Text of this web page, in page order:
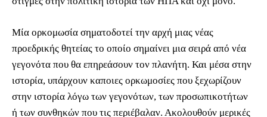
Μία ορκομωσία σηματοδοτεί την αρχή μιας νέας
προεδρικής θητείας το οποίο σημαίνει μια σειρά από νέα
γεγονότα που θα επηρεάσουν τον πλανήτη. Και μέσα στην
ιστορία, υπάρχουν καποιες ορκωμοσίες που ξεχωρίζουν
στην ιστορία λόγω των γεγονότων, των προσωπικοτήτων
ή των συνθηκών που τις περιέβαλαν. Ακολουθούν μερικές